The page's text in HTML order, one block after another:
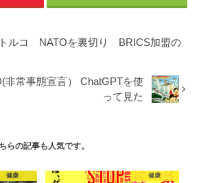
ルコ NATOを裏切り BRICS加盟の
非常事態宣言） ChatGPTを使
って見た
らの記事も人気です。
健康 健康